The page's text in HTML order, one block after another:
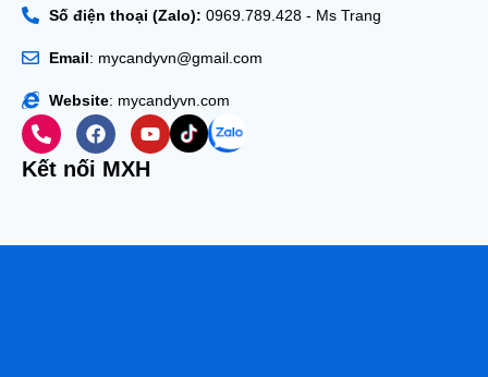
Số điện thoại (Zalo): 0969.789.428 - Ms Trang
Email: mycandyvn@gmail.com
Website: mycandyvn.com
Kết nối MXH